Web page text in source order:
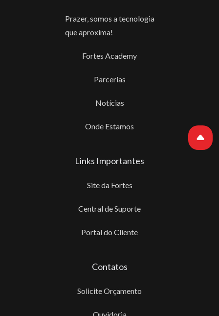
Prazer, somos a tecnologia
que aproxíma!
Fortes Academy
Parcerias
Notícias
Onde Estamos
Links Importantes
Site da Fortes
Central de Suporte
Portal do Cliente
Contatos
Solicite Orçamento